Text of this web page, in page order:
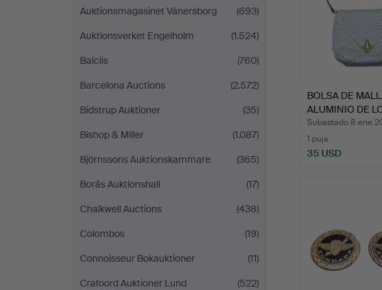
Auktionsmagasinet Vänersborg
(693)
Auktionsverket Engelholm
(1.524)
Balclis
(760)
Barcelona Auctions
(2.572)
Bidstrup Auktioner
(35)
Bishop & Miller
(1.087)
Björnssons Auktionskammare
(365)
Borås Auktionshall
(17)
Chalkwell Auctions
(438)
Colombos
(19)
Connoisseur Bokauktioner
(11)
Crafoord Auktioner Lund
(522)
BOLSA DE
ALUMINIO DE
70 …
Subastado 8 ene
1 puja
35 USD